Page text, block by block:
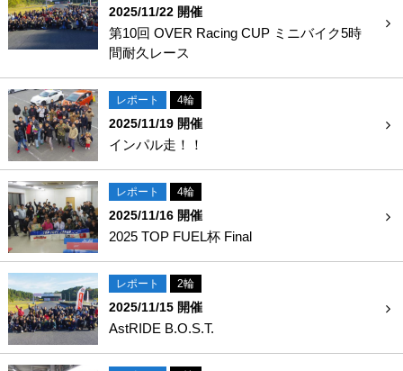
2025/11/22 開催
第10回 OVER Racing CUP ミニバイク5時
間耐久レース
レポート 4輪
2025/11/19 開催
インパル走！！
レポート 4輪
2025/11/16 開催
2025 TOP FUEL杯 Final
レポート 2輪
2025/11/15 開催
AstRIDE B.O.S.T.